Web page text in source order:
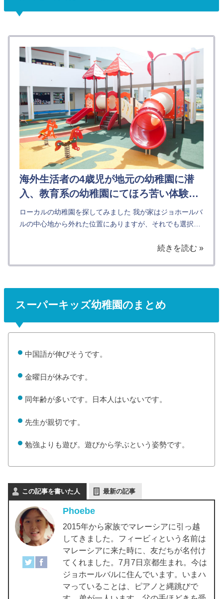
海外生活者の4歳児が地元の幼稚園に潜
入、教育系の幼稚園にてほろ苦い体験入
学
ローカルの幼稚園を探してみました 我が家はジョホールバ
ルの中心地から外れた位置にありますが、それでも選択肢
トである程度の情報は掴めるものの、本当に合っているか
続きを読む »
スーパーキッズ幼稚園のまとめ
中国語が伸びそうです。
金曜日が休みです。
同年齢が多いです。日本人はいないです。
先生が親切です。
勉強よりも遊び。遊びから学ぶという姿勢です。
この記事を書いた人 最新の記事
Phoebe
2015年から家族でマレーシアに引っ越
してきました。フィービィという名前は
マレーシアに来た時に、友だちが名付け
てくれました。7月7日京都生まれ。今は
ジョホールバルに住んでいます。いまハ
マっていることは、ピアノと縄跳びで